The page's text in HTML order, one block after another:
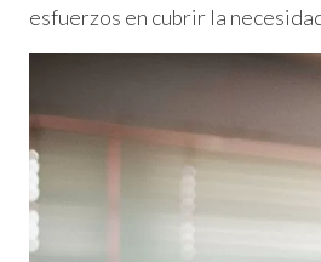
esfuerzos en cubrir la